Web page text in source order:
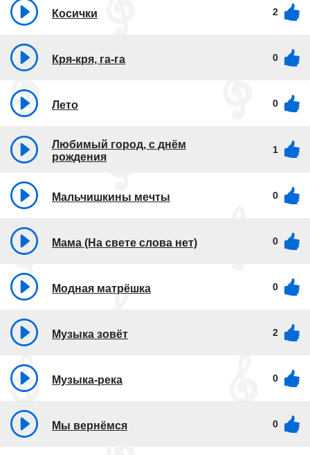
Косички 2
Кря-кря, га-га 0
Лето 0
Любимый город, с днём
рождения
1
Мальчишкины мечты 0
Мама (На свете слова нет) 0
Модная матрёшка 0
Музыка зовёт 2
Музыка-река 0
Мы вернёмся 0